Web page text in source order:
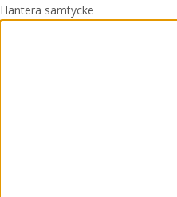
Hantera samtycke